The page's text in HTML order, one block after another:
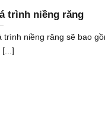
trình niềng răng
trình niềng răng sẽ bao
[...]